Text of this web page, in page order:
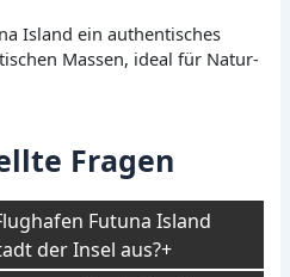
Island ein authentisches
Massen, ideal für Natur-
Fragen
Futuna Island
der Insel aus?